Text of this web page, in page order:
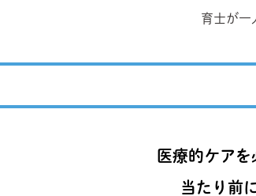
育士が一
医療的ケア
当たり前